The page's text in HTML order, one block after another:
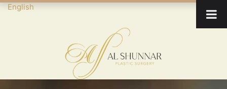
English